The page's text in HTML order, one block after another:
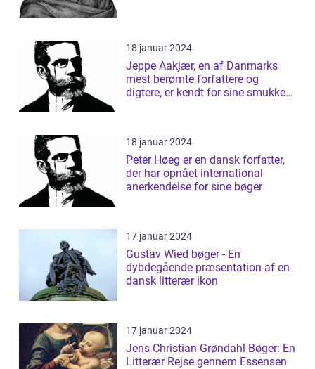
18 januar 2024
Jeppe Aakjær, en af Danmarks
mest berømte forfattere og
digtere, er kendt for sine smukke
18 januar 2024
Peter Høeg er en dansk forfatter,
der har opnået international
anerkendelse for sine bøger
17 januar 2024
Gustav Wied bøger - En
dybdegående præsentation af en
dansk litterær ikon
17 januar 2024
Jens Christian Grøndahl Bøger: En
Litterær Rejse gennem Essensen